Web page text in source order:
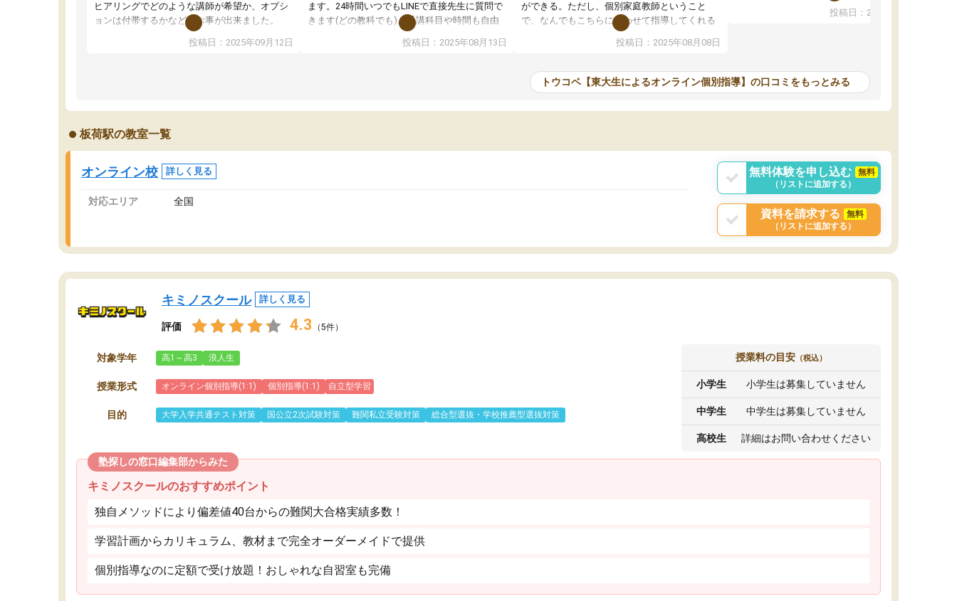
ヒアリングでどのような講師が希望か、オプシ
ョンは付帯するかなど選ぶ事が出来ました。
講師とのマッチング後講師との初回ミーティン
グを行い、その講師で良いか他の講師を希望す
オンラインツールを使用した単語帳の共有があ
り宿題もそちらで出される形でした。
2ヶ月で担当講師の方がお辞めになると言う事で
講師変更の申し出があり、あまりに短期での変
更だった為、塾に通う事にして退会しました。
遅れも取り戻せ、授業内容や講師の方は良かっ
投稿日：2025年09月12日
ます。24時間いつでもLINEで直接先生に質問で
きます(どの教科でも)。受講科目や時間も自由
に決めれるので、個人に合った勉強ができると
思います。カリキュラム相談みたいなのがあり
ます。講師も合わなければチェンジできます
投稿日：2025年08月13日
ができる。ただし、個別家庭教師ということ
で、なんでもこちらに合わせて指導してくれる
のだが、具体的なカリキュラムがない。当方
は、授業の先取り学習をするため、学校の教科
いただいたが、1時間の時間を使って進められる
範囲は限られており、それであれば自学自習で
なく、上手い活用の仕方が分からず辞めること
投稿日：2025年08月08日
また受験のノウハウを蓄積している優秀な東大
ツーマン指導によって、自分の志望校にふさわ
しいオリジナルのカリキュラムを提案してくれ
と感じました。
投稿日：2024年02月19日
トウコベ【東大生によるオンライン個別指導】の口コミをもっとみる
板荷駅の教室一覧
オンライン校 詳しく見る
対応エリア 全国
無料体験を申し込む
無料
（リストに追加する）
資料を請求する
無料
（リストに追加する）
キミノスクール 詳しく見る
評価 4.3 （5件）
対象学年 高1～高3 浪人生
授業形式 オンライン個別指導(1:1) 個別指導(1:1) 自立型学習
目的 大学入学共通テスト対策 国公立2次試験対策 難関私立受験対策 総合型選抜・学校推薦型選抜対策
授業料の目安 （税込）
小学生 小学生は募集していません
中学生 中学生は募集していません
高校生 詳細はお問い合わせください
塾探しの窓口編集部からみた
キミノスクールのおすすめポイント
独自メソッドにより偏差値40台からの難関大合格実績多数！
学習計画からカリキュラム、教材まで完全オーダーメイドで提供
個別指導なのに定額で受け放題！おしゃれな自習室も完備